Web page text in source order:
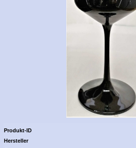
Produkt-ID
Hersteller